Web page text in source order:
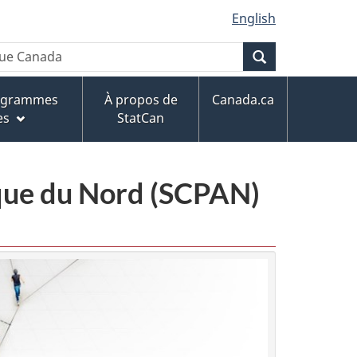
English
À propos de
StatCan
Canada.ca
du Nord (SCPAN)